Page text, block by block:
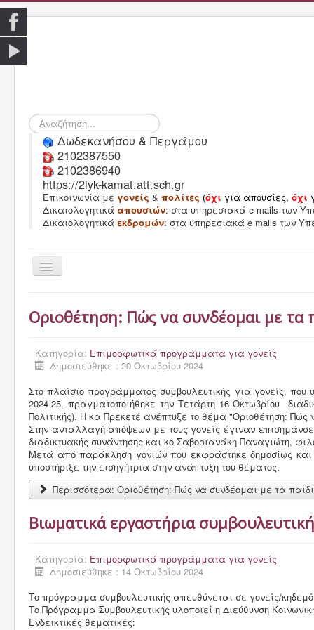
Αναζήτηση...
Δωδεκανήσου & Περγάμου
2102387550
2102386940
https://2lyk-kamat.att.sch.gr
Επικοινωνία με γονείς & πολίτες (όχι για απουσίες, όχι
Δικαιολογητικά απουσιών: στα υπηρεσιακά e mails των
Δικαιολογητικά εκδρομών: στα υπηρεσιακά e mails των
Εναλλαγή
Δράσεις, εκδρομές & γιορτές
Μαθητές
Εκπαιδευτικοί
Έντυπα
Σύλλογος γονέων & κηδεμόνων
Οριοθέτηση: Πώς να συνδέομαι με τα
Κατηγορία: Επιμορφωτικά προγράμματα για γονείς
Δημοσιεύθηκε : 20 Οκτωβρίου 2024
Στο πλαίσιο προγράμματος συμβουλευτικής για γονείς,
2024-25, πραγματοποιήθηκε την Τετάρτη 16 Οκτωβρίου
Πολιτικής). Η κα Πρεκετέ ανέπτυξε το θέμα "Οριοθέτηση:
Στην ανταλλαγή απόψεων με τους γονείς έγιναν
διαδικτυακής συνάντησης και κο Σαβοριανάκη Παναγιώτη,
Μετά από παράκληση γονιών που εκφράστηκε δημοσίως και
υποστήριξε την εισηγήτρια στην ανάπτυξη του θέματος.
Περισσότερα: Οριοθέτηση: Πώς να συνδέομαι με τα
Βιωματικά εργαστήρια
Κατηγορία: Επιμορφωτικά προγράμματα για γονείς
Δημοσιεύθηκε : 14 Οκτωβρίου 2024
Το πρόγραμμα συμβουλευτικής απευθύνεται σε γονείς/
Το Πρόγραμμα Συμβουλευτικής υλοποιεί η Διεύθυνση
Ενδεικτικές θεματικές: